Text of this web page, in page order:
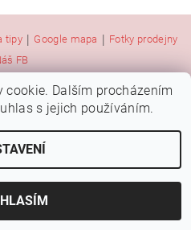
tipy | Google mapa | Fotky prodejny
FB
práva vyhrazena
Shoptet
cookie. Dalším procházením
s jejich používáním.